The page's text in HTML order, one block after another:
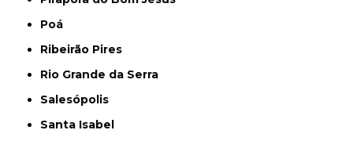
Poá
Ribeirão Pires
Rio Grande da Serra
Salesópolis
Santa Isabel